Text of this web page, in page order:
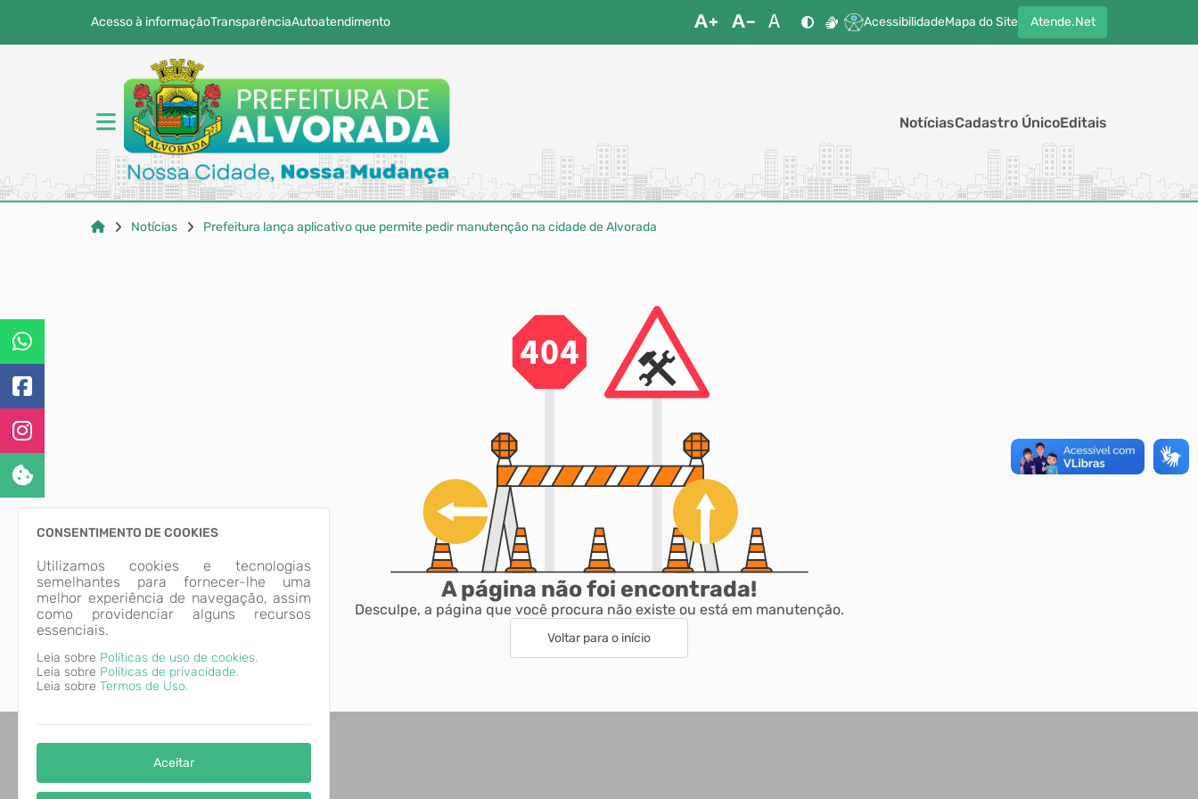
Acesso à informaçãoTransparênciaAutoatendimento AcessibilidadeMapa do Site Atende.Net
NotíciasCadastro ÚnicoEditais
Notícias Prefeitura lança aplicativo que permite pedir manutenção na cidade de Alvorada
A página não foi encontrada!
Desculpe, a página que você procura não existe ou está em manutenção.
Voltar para o início
CONSENTIMENTO DE COOKIES
Utilizamos cookies e tecnologias
semelhantes para fornecer-lhe uma
melhor experiência de navegação, assim
como providenciar alguns recursos
essenciais.
Leia sobre Políticas de uso de cookies.
Leia sobre Políticas de privacidade.
Leia sobre Termos de Uso.
Aceitar